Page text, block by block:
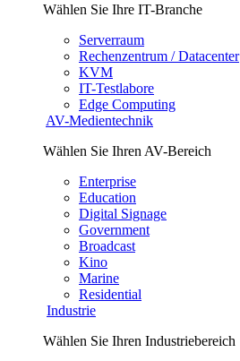
Wählen Sie Ihre IT-Branche
Serverraum
Rechenzentrum / Datacenter
KVM
IT-Testlabore
Edge Computing
AV-Medientechnik
Wählen Sie Ihren AV-Bereich
Enterprise
Education
Digital Signage
Government
Broadcast
Kino
Marine
Residential
Industrie
Wählen Sie Ihren Industriebereich